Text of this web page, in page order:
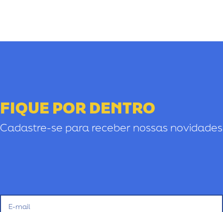
FIQUE POR DENTRO
Cadastre-se para receber nossas novidades